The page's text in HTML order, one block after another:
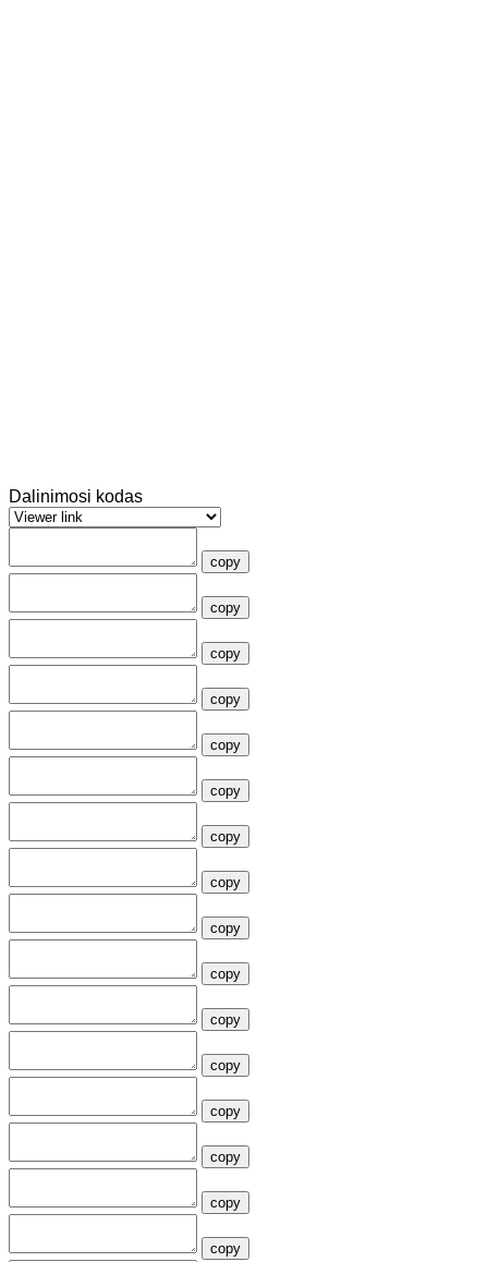
Dalinimosi kodas
copy
copy
copy
copy
copy
copy
copy
copy
copy
copy
copy
copy
copy
copy
copy
copy